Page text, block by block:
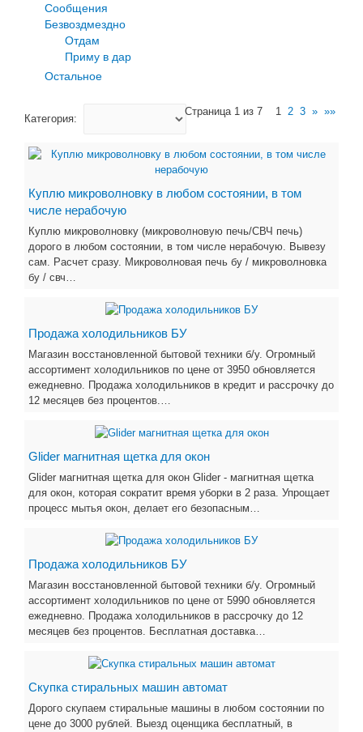
Сообщения
Безвоздмездно
Отдам
Приму в дар
Остальное
Категория:
Страница 1 из 7 1 2 3 » »»
Куплю микроволновку в любом состоянии, в том
числе нерабочую
Куплю микроволновку (микроволновую печь/СВЧ печь)
дорого в любом состоянии, в том числе нерабочую. Вывезу
сам. Расчет сразу. Микроволновая печь бу / микроволновка
бу / свч…
Продажа холодильников БУ
Магазин восстановленной бытовой техники б/у. Огромный
ассортимент холодильников по цене от 3950 обновляется
ежедневно. Продажа холодильников в кредит и рассрочку до
12 месяцев без процентов.…
Glider магнитная щетка для окон
Glider магнитная щетка для окон Glider - магнитная щетка
для окон, которая сократит время уборки в 2 раза. Упрощает
процесс мытья окон, делает его безопасным…
Продажа холодильников БУ
Магазин восстановленной бытовой техники б/у. Огромный
ассортимент холодильников по цене от 5990 обновляется
ежедневно. Продажа холодильников в рассрочку до 12
месяцев без процентов. Бесплатная доставка…
Скупка стиральных машин автомат
Дорого скупаем стиральные машины в любом состоянии по
цене до 3000 рублей. Выезд оценщика бесплатный, в